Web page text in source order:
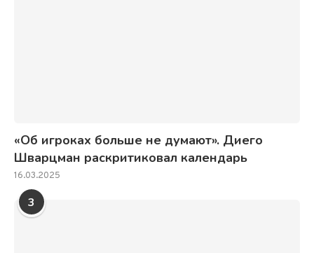
«Об игроках больше не думают». Диего
Шварцман раскритиковал календарь
16.03.2025
3